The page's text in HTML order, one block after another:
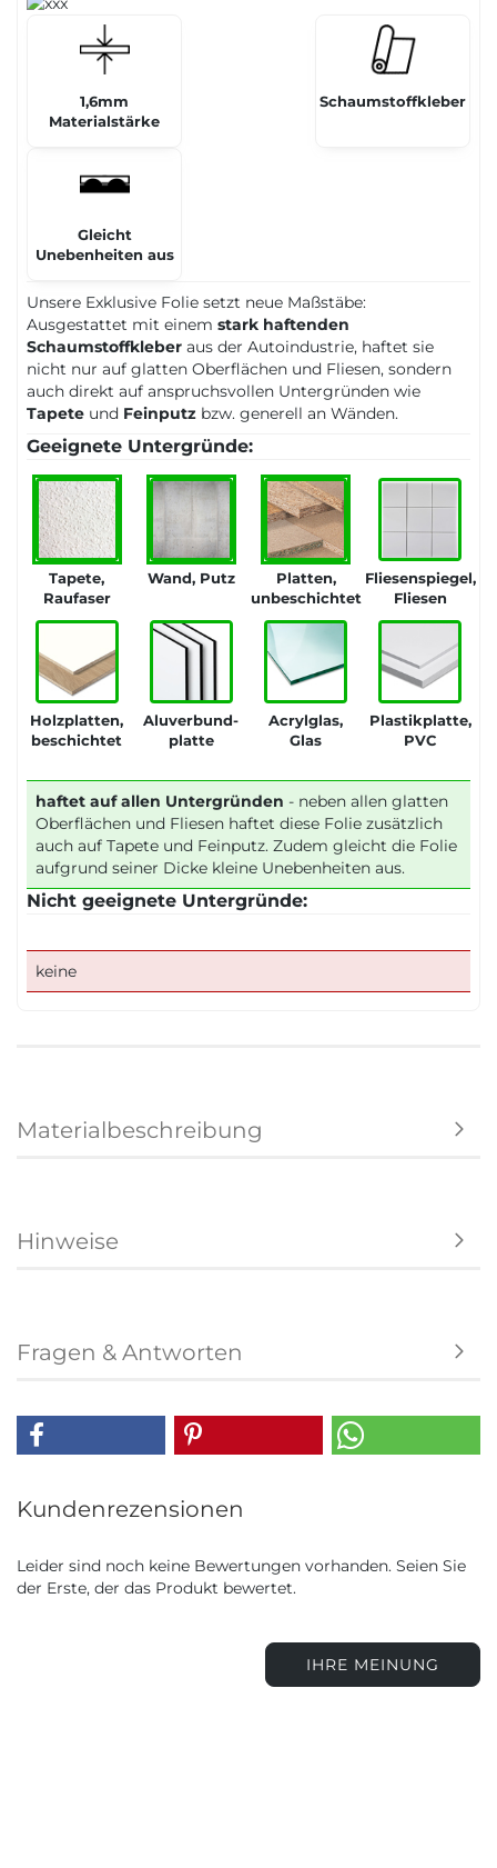
1,6mm
Materialstärke
Schaumstoffkleber
Gleicht
Unebenheiten aus
Unsere Exklusive Folie setzt neue Maßstäbe:
Ausgestattet mit einem stark haftenden
Schaumstoffkleber aus der Autoindustrie, haftet sie
nicht nur auf glatten Oberflächen und Fliesen, sondern
auch direkt auf anspruchsvollen Untergründen wie
Tapete und Feinputz bzw. generell an Wänden.
Geeignete Untergründe:
Tapete,
Raufaser
Wand, Putz
Platten,
unbeschichtet
Fliesenspiegel,
Fliesen
Holzplatten,
beschichtet
Aluverbund-
platte
Acrylglas,
Glas
Plastikplatte,
PVC
haftet auf allen Untergründen - neben allen glatten
Oberflächen und Fliesen haftet diese Folie zusätzlich
auch auf Tapete und Feinputz. Zudem gleicht die Folie
aufgrund seiner Dicke kleine Unebenheiten aus.
Nicht geeignete Untergründe:
keine
Materialbeschreibung
Hinweise
Fragen & Antworten
Kundenrezensionen
Leider sind noch keine Bewertungen vorhanden. Seien Sie
der Erste, der das Produkt bewertet.
IHRE MEINUNG